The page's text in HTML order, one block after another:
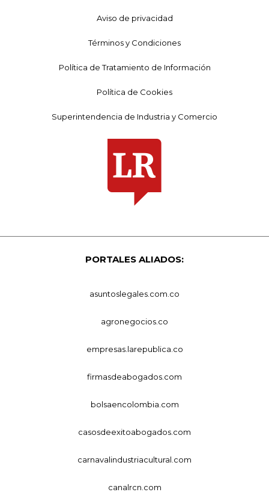
Aviso de privacidad
Términos y Condiciones
Política de Tratamiento de Información
Política de Cookies
Superintendencia de Industria y Comercio
PORTALES ALIADOS:
asuntoslegales.com.co
agronegocios.co
empresas.larepublica.co
firmasdeabogados.com
bolsaencolombia.com
casosdeexitoabogados.com
carnavalindustriacultural.com
canalrcn.com